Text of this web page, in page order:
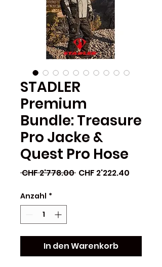
STADLER
Premium
Bundle: Treasure
Pro Jacke &
Quest Pro Hose
CHF 2'778.00 Standardpreis
CHF 2'222.40
Anzahl *
In den Warenkorb